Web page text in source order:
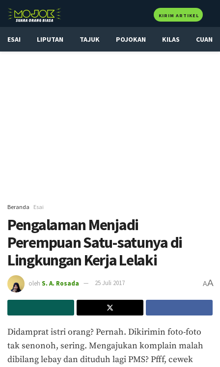
KIRIM ARTIKEL
ESAI LIPUTAN TAJUK POJOKAN KILAS CUAN
Beranda Esai
Pengalaman Menjadi
Perempuan Satu-satunya di
Lingkungan Kerja Lelaki
oleh S. A. Rosada 25 Juli 2017 AA
Didamprat istri orang? Pernah. Dikirimin foto-foto
tak senonoh, sering. Mengajukan komplain malah
dibilang lebay dan dituduh lagi PMS? Pfff, cewek